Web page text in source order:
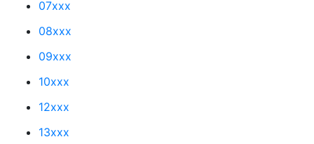
07xxx
08xxx
09xxx
10xxx
12xxx
13xxx